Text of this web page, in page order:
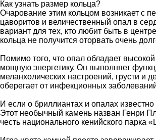
Как узнать размер кольца?
Очарование этим кольцом возникает с
цаворитов и величественный опал в
вариант для тех, кто любит быть в
кольца не получится оторвать очень
Помимо того, что опал обладает
мощную энергетику. Он выполняет
меланхолических настроений, грусти и
оберегает от инфекционных
И если о бриллиантах и опалах
Этот необычный камень назван Генри
честь национального кенийского парка